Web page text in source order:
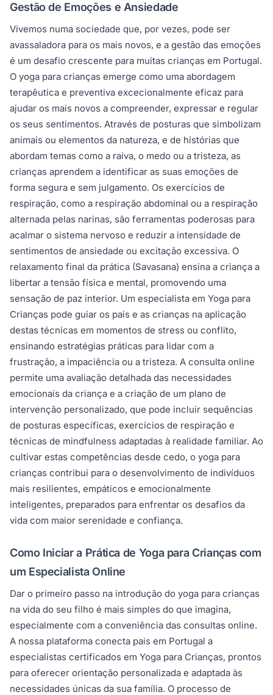
Gestão de Emoções e Ansiedade
Vivemos numa sociedade que, por vezes, pode ser
avassaladora para os mais novos, e a gestão das emoções
é um desafio crescente para muitas crianças em Portugal.
O yoga para crianças emerge como uma abordagem
terapêutica e preventiva excecionalmente eficaz para
ajudar os mais novos a compreender, expressar e regular
os seus sentimentos. Através de posturas que simbolizam
animais ou elementos da natureza, e de histórias que
abordam temas como a raiva, o medo ou a tristeza, as
crianças aprendem a identificar as suas emoções de
forma segura e sem julgamento. Os exercícios de
respiração, como a respiração abdominal ou a respiração
alternada pelas narinas, são ferramentas poderosas para
acalmar o sistema nervoso e reduzir a intensidade de
sentimentos de ansiedade ou excitação excessiva. O
relaxamento final da prática (Savasana) ensina a criança a
libertar a tensão física e mental, promovendo uma
sensação de paz interior. Um especialista em Yoga para
Crianças pode guiar os pais e as crianças na aplicação
destas técnicas em momentos de stress ou conflito,
ensinando estratégias práticas para lidar com a
frustração, a impaciência ou a tristeza. A consulta online
permite uma avaliação detalhada das necessidades
emocionais da criança e a criação de um plano de
intervenção personalizado, que pode incluir sequências
de posturas específicas, exercícios de respiração e
técnicas de mindfulness adaptadas à realidade familiar. Ao
cultivar estas competências desde cedo, o yoga para
crianças contribui para o desenvolvimento de indivíduos
mais resilientes, empáticos e emocionalmente
inteligentes, preparados para enfrentar os desafios da
vida com maior serenidade e confiança.
Como Iniciar a Prática de Yoga para Crianças com
um Especialista Online
Dar o primeiro passo na introdução do yoga para crianças
na vida do seu filho é mais simples do que imagina,
especialmente com a conveniência das consultas online.
A nossa plataforma conecta pais em Portugal a
especialistas certificados em Yoga para Crianças, prontos
para oferecer orientação personalizada e adaptada às
necessidades únicas da sua família. O processo de